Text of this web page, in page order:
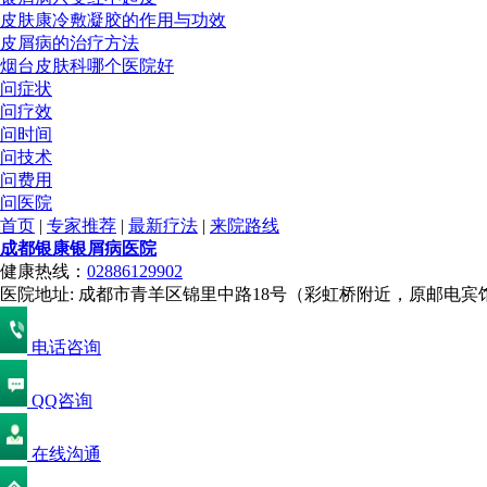
皮肤康冷敷凝胶的作用与功效
皮屑病的治疗方法
烟台皮肤科哪个医院好
问症状
问疗效
问时间
问技术
问费用
问医院
首页 | 专家推荐 | 最新疗法 | 来院路线
成都银康银屑病医院
健康热线： 02886129902
医院地址: 成都市青羊区锦里中路18号（彩虹桥附近，原邮电宾
电话咨询
QQ咨询
在线沟通